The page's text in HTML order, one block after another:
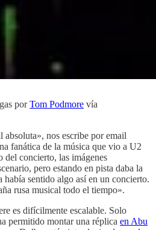
porTom Podmore vía
absoluta», nos escribe por email
fanática de la música que vio a U2
del concierto, las imágenes
pero estando en pista daba la
había sentido algo así en un concierto.
rusa musical todo el tiempo».
es difícilmente escalable. Solo
permitido montar una réplica en Abu